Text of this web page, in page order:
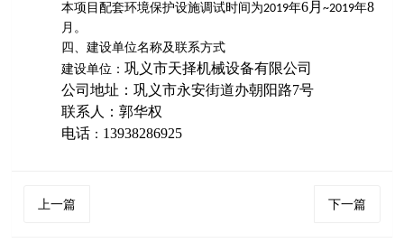
本项目配套环境保护设施调试时间为2019年6月~2019年8
月。
四、建设单位名称及联系方式
建设单位：巩义市天择机械设备有限公司
公司地址：巩义市永安街道办朝阳路7号
联系人：郭华权
电话 ： 13938286925
上一篇 下一篇